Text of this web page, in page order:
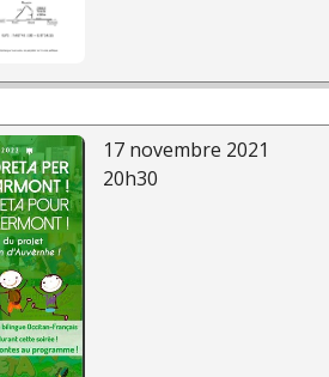
17 novembre 2021
20h30